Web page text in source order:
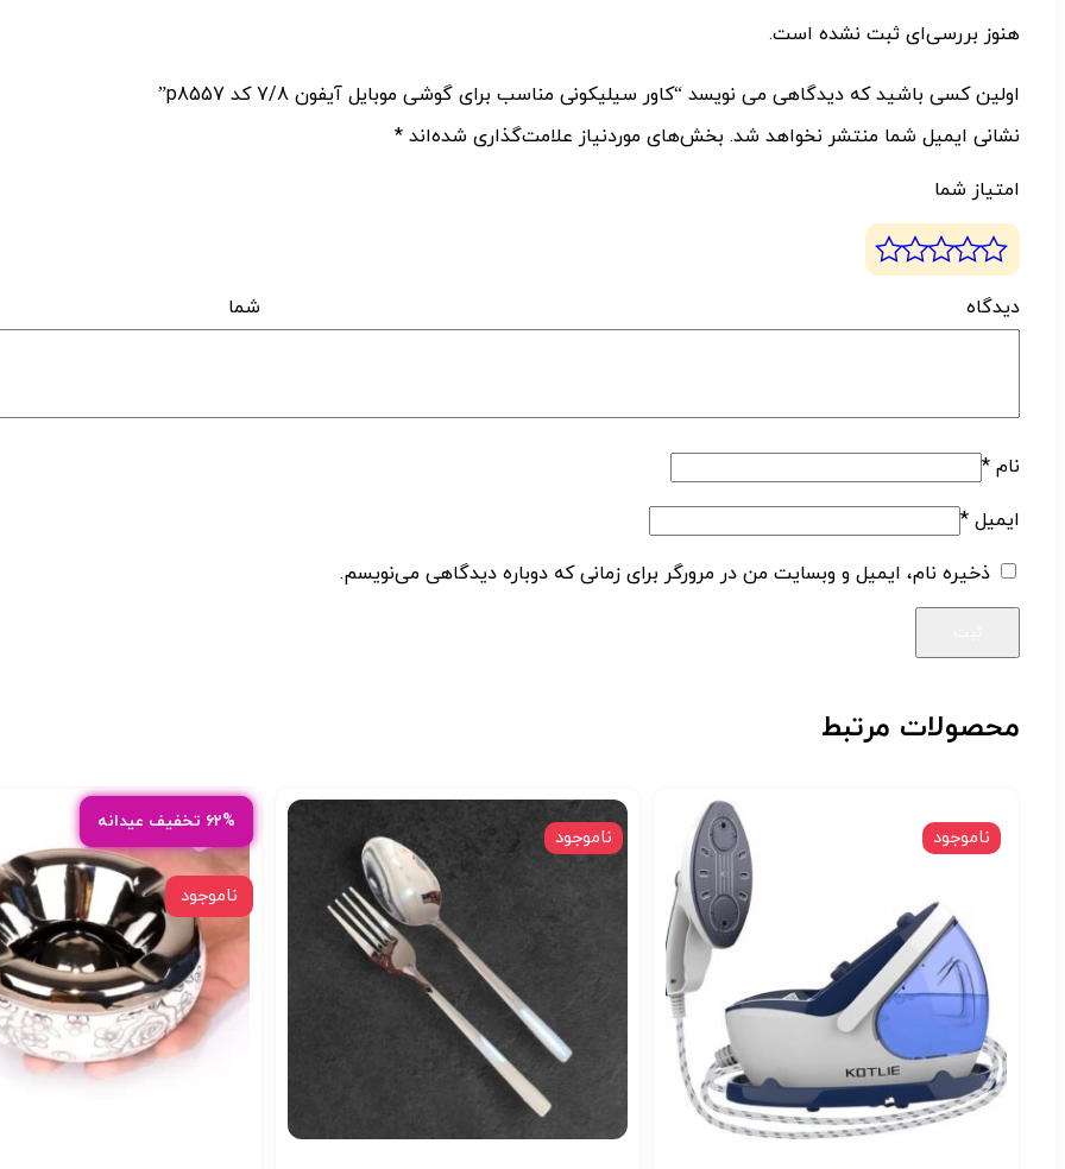
هنوز بررسی‌ای ثبت نشده است.
اولین کسی باشید که دیدگاهی می نویسد “کاور سیلیکونی مناسب برای گوشی موبایل آیفون 7/8 کد p8557”
نشانی ایمیل شما منتشر نخواهد شد. بخش‌های موردنیاز علامت‌گذاری شده‌اند *
امتیاز شما
دیدگاه
نام *
ایمیل *
ذخیره نام، ایمیل و وبسایت من در مرورگر برای زمانی که دوباره دیدگاهی می‌نویسم.
محصولات مرتبط
ناموجود ناموجود
۶۲% تخفیف عیدانه
ناموجود